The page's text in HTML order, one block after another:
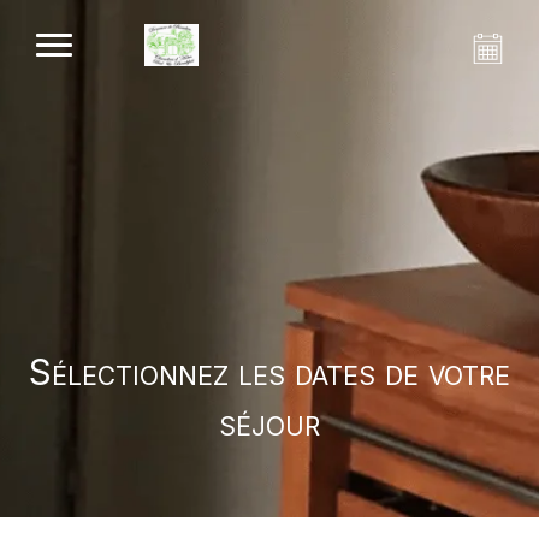
Sélectionnez les dates de votre
séjour